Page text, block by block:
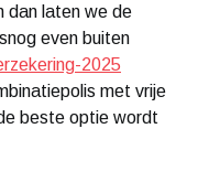
dan laten we de
even buiten
2025
met vrije
beste optie wordt